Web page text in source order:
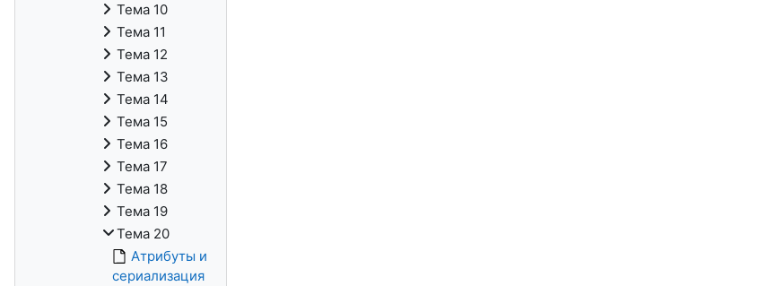
Тема 10
Тема 11
Тема 12
Тема 13
Тема 14
Тема 15
Тема 16
Тема 17
Тема 18
Тема 19
Тема 20
Атрибуты и
сериализация